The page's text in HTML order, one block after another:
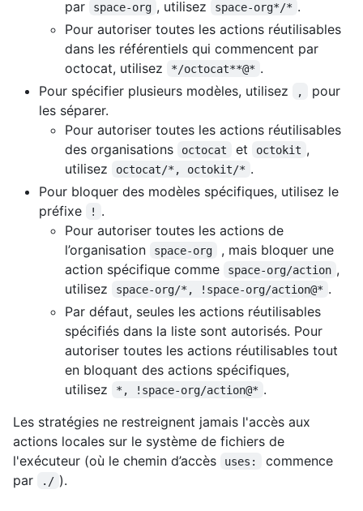
par
space-org , utilisez space-org*/* .
Pour autoriser toutes les actions réutilisables
dans les référentiels qui commencent par
octocat, utilisez
*/octocat**@* .
Pour spécifier plusieurs modèles, utilisez
,
pour
les séparer.
Pour autoriser toutes les actions réutilisables
des organisations
octocat et octokit ,
utilisez
octocat/*, octokit/* .
Pour bloquer des modèles spécifiques, utilisez le
préfixe
!
.
Pour autoriser toutes les actions de
l’organisation
space-org
, mais bloquer une
action spécifique comme
space-org/action ,
utilisez
space-org/*, !space-org/action@* .
Par défaut, seules les actions réutilisables
spécifiés dans la liste sont autorisés. Pour
autoriser toutes les actions réutilisables tout
en bloquant des actions spécifiques,
utilisez
*, !space-org/action@* .
Les stratégies ne restreignent jamais l'accès aux
actions locales sur le système de fichiers de
l'exécuteur (où le chemin d’accès
uses:
commence
par
./ ).